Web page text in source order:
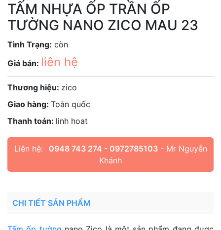
TẤM NHỰA ỐP TRẦN ỐP
TƯỜNG NANO ZICO MAU 23
Tình Trạng: còn
Giá bán: liên hệ
Thương hiệu: zico
Giao hàng: Toàn quốc
Thanh toán: linh hoat
Liên hệ: 0948 743 274 - 0972785103- Mr Nguyễn
Khánh
CHI TIẾT SẢN PHẨM